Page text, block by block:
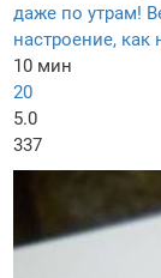
даже по утрам!
настроение, как
10 мин
20
5.0
337